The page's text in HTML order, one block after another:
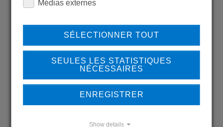
REFERENCES
DO YOU HAVE QUESTIONS?
Médias externes
SÉLECTIONNER TOUT
SEULES LES STATISTIQUES
NÉCESSAIRES
ENREGISTRER
Show details